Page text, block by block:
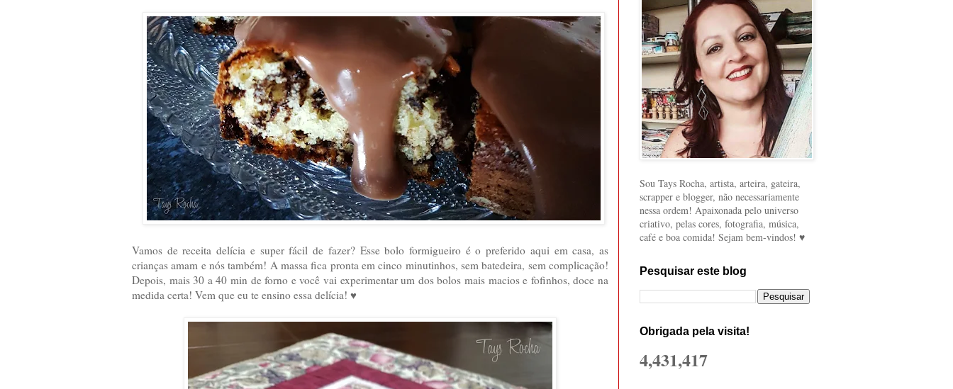
Vamos de receita delícia e super fácil de fazer? Esse bolo formigueiro é o preferido aqui em casa, as
crianças amam e nós também! A massa fica pronta em cinco minutinhos, sem batedeira, sem complicação!
Depois, mais 30 a 40 min de forno e você vai experimentar um dos bolos mais macios e fofinhos, doce na
medida certa! Vem que eu te ensino essa delícia! ♥
Sou Tays Rocha, artista, arteira, gateira,
scrapper e blogger, não necessariamente
nessa ordem! Apaixonada pelo universo
criativo, pelas cores, fotografia, música,
café e boa comida! Sejam bem-vindos! ♥
Pesquisar este blog
Obrigada pela visita!
4,431,417